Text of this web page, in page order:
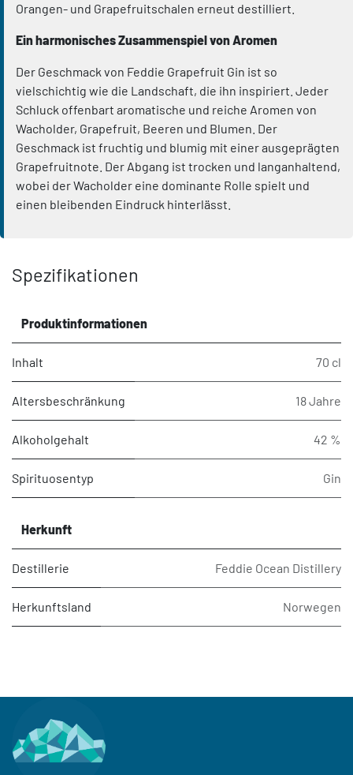
Orangen- und Grapefruitschalen erneut destilliert.
Ein harmonisches Zusammenspiel von Aromen
Der Geschmack von Feddie Grapefruit Gin ist so
vielschichtig wie die Landschaft, die ihn inspiriert. Jeder
Schluck offenbart aromatische und reiche Aromen von
Wacholder, Grapefruit, Beeren und Blumen. Der
Geschmack ist fruchtig und blumig mit einer ausgeprägten
Grapefruitnote. Der Abgang ist trocken und langanhaltend,
wobei der Wacholder eine dominante Rolle spielt und
einen bleibenden Eindruck hinterlässt.
Spezifikationen
Produktinformationen
Inhalt 70 cl
Altersbeschränkung 18 Jahre
Alkoholgehalt 42 %
Spirituosentyp Gin
Herkunft
Destillerie Feddie Ocean Distillery
Herkunftsland Norwegen